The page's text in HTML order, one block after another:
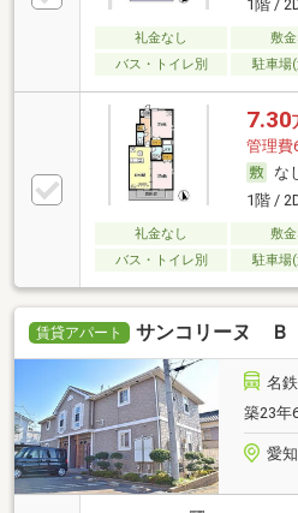
1階 /
礼金なし 敷
バス・トイレ別
駐車場
7.30
管理費
な
1階 /
礼金なし 敷
バス・トイレ別
駐車場
賃貸アパート サンコリーヌ Ｂ
名
築23年
愛